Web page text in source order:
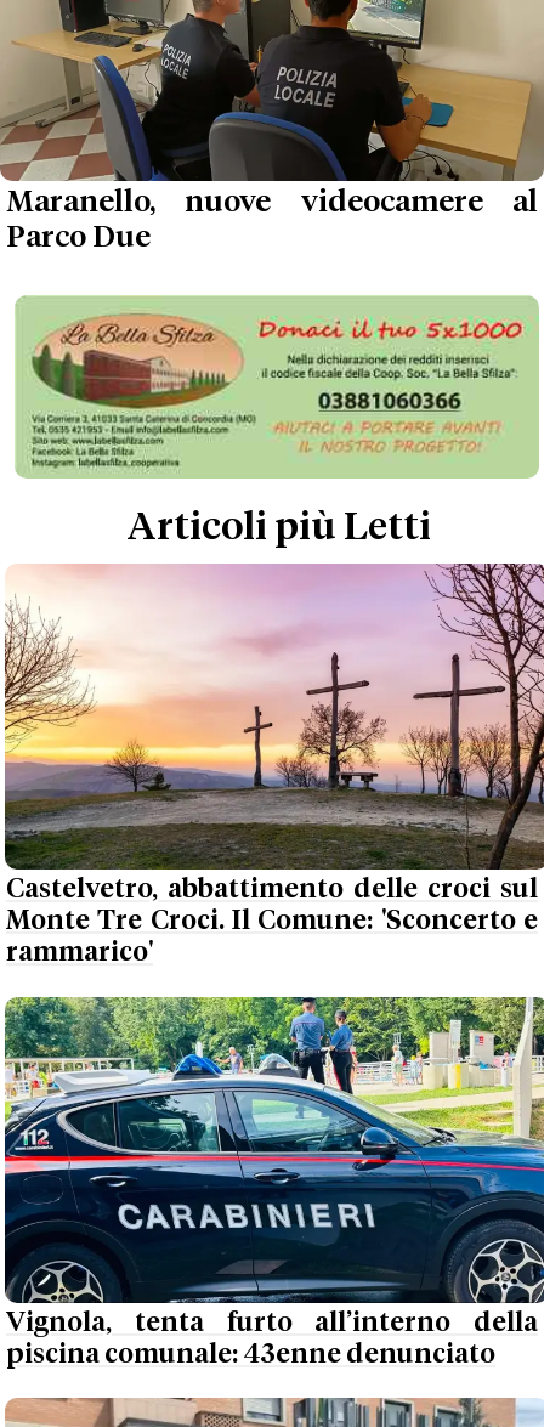
Maranello, nuove videocamere al
Parco Due
Articoli più Letti
Castelvetro, abbattimento delle croci sul
Monte Tre Croci. Il Comune: 'Sconcerto e
rammarico'
Vignola, tenta furto all’interno della
piscina comunale: 43enne denunciato